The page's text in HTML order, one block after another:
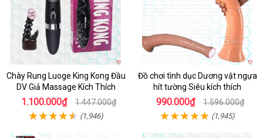
Chày Rung Luoge King Kong Đầu
DV Giả Massage Kích Thích
1.100.000₫ 1.447.000₫
(1,946)
Đồ chơi tình dục Dương vật ngựa
hít tường Siêu kích thích
990.000₫ 1.596.000₫
(1,945)